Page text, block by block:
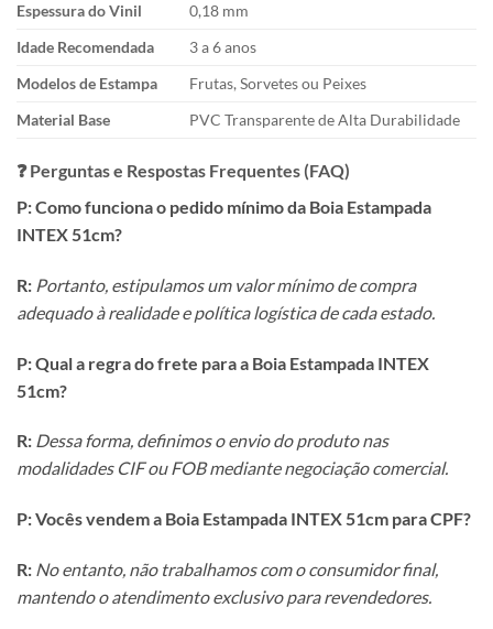
Espessura do Vinil
0,18 mm
Idade Recomendada
3 a 6 anos
Modelos de Estampa
Frutas, Sorvetes ou Peixes
Material Base
PVC Transparente de Alta Durabilidade
❓ Perguntas e Respostas Frequentes (FAQ)
P: Como funciona o pedido mínimo da Boia Estampada
INTEX 51cm?
R: Portanto, estipulamos um valor mínimo de compra
adequado à realidade e política logística de cada estado.
P: Qual a regra do frete para a Boia Estampada INTEX
51cm?
R: Dessa forma, definimos o envio do produto nas
modalidades CIF ou FOB mediante negociação comercial.
P: Vocês vendem a Boia Estampada INTEX 51cm para CPF?
R: No entanto, não trabalhamos com o consumidor final,
mantendo o atendimento exclusivo para revendedores.